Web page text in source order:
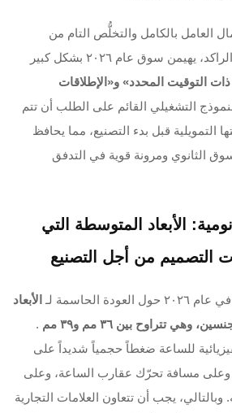
العامل بالكامل والتخلُّص التام من
تكاليف تخزين المخزون الراكد، يهيمن سوق عام ٢٠٢٦ بشكل كبير
التوقيت المحدد» و«الإطلاقات
التشغيلي القائم على الطلب أن تتم
التمويلية قبل بدء التصنيع، مما يحافظ
الثانوي ومرونة قوية في التدفق
الأبعاد المتوسطة التي
من أجل التصنيع
الحاسمة لـ
الأبعاد
وهي تتراوح بين ٣٦ مم و٣٩ مم
.
للساعة ضغطاً حجمياً شديداً على
وعلى مسافة تحرّك عقارب الساعة، وعلى
يجب أن تتعاون العلامات التجارية